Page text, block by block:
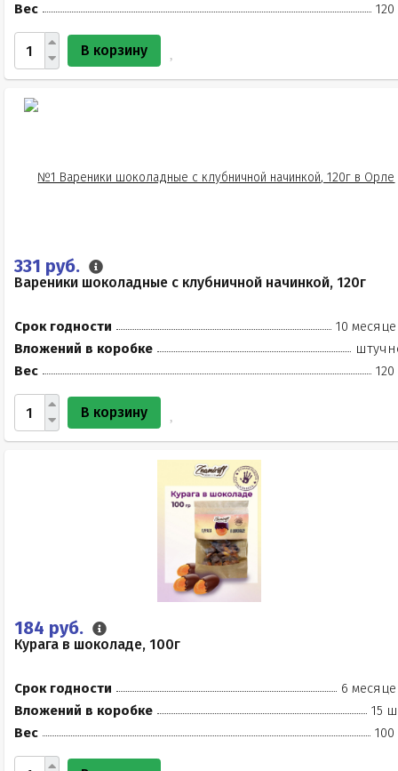
Вес
120
В корзину
331 руб.
Вареники шоколадные с клубничной начинкой, 120г
Срок годности
10
Вложений в коробке
Вес
120
В корзину
184 руб.
Курага в шоколаде, 100г
Срок годности
6
Вложений в коробке
15
Вес
100